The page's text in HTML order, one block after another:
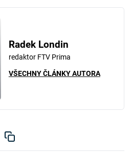
Radek Londin
redaktor FTV Prima
VŠECHNY ČLÁNKY AUTORA